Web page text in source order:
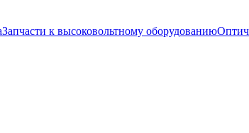
Запчасти к высоковольтному оборудованию